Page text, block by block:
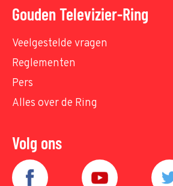
Gouden Televizier-Ring
Veelgestelde vragen
Reglementen
Pers
Alles over de Ring
Volg ons